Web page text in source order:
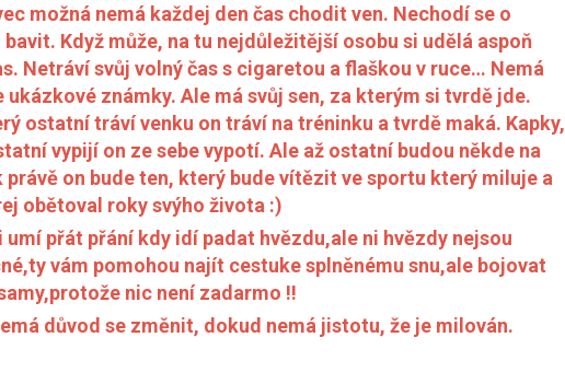
možná nemá každej den čas chodit ven. Nechodí se o
bavit. Když může, na tu nejdůležitější osobu si udělá aspoň
Netráví svůj volný čas s cigaretou a flaškou v ruce… Nemá
ukázkové známky. Ale má svůj sen, za kterým si tvrdě jde.
ostatní tráví venku on tráví na tréninku a tvrdě maká. Kapky,
vypijí on ze sebe vypotí. Ale až ostatní budou někde na
právě on bude ten, který bude vítězit ve sportu který miluje a
obětoval roky svýho života :)
umí přát přání kdy idí padat hvězdu,ale ni hvězdy nejsou
vám pomohou najít cestuke splněnému snu,ale bojovat
nic není zadarmo !!
důvod se změnit, dokud nemá jistotu, že je milován.